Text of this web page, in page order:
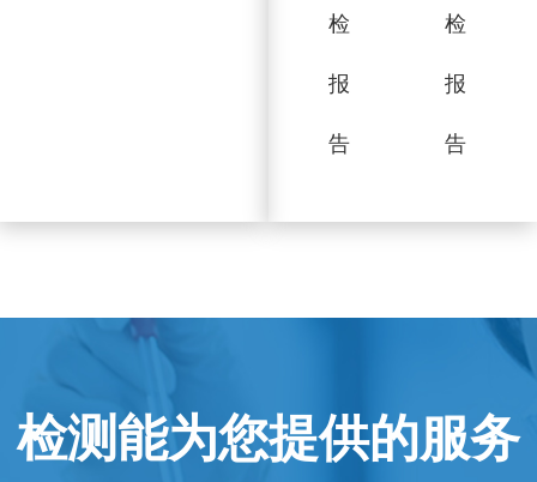
检
报
告
检
报
告
检测能为您提供的服务